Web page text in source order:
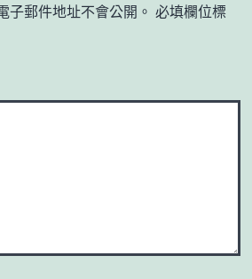
子郵件地址不會公開。 必填欄位標